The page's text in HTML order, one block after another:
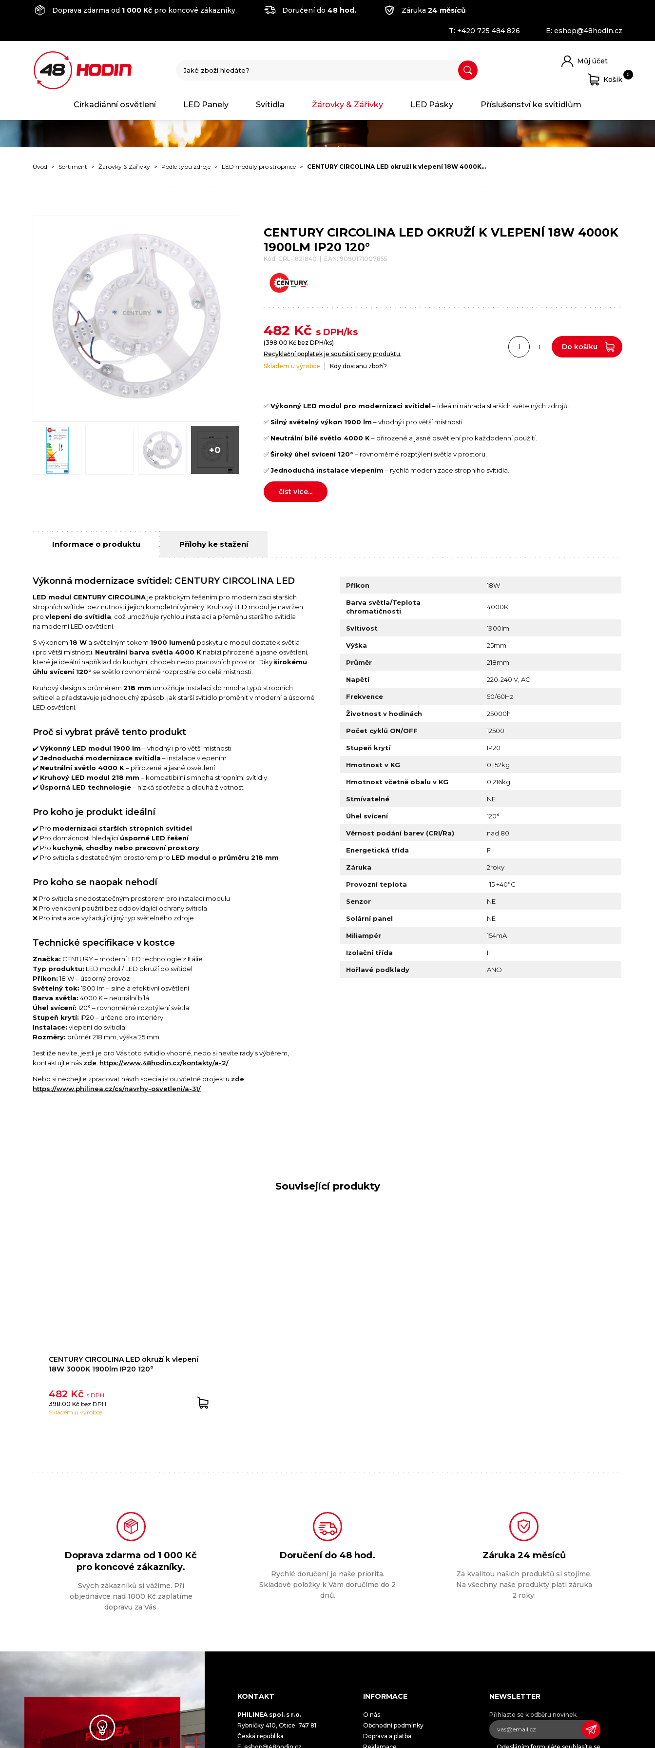
Doprava zdarma od 1 000 Kč pro koncové zákazníky. Doručení do48 hod. Záruka24 měsíců
T: +420 725 484 826 E: eshop@48hodin.cz
Můj účet
0
Košík
Cirkadiánní osvětlení LED Panely Svítidla Žárovky & Zářivky LED Pásky Příslušenství ke svítidlům
Úvod Sortiment Žárovky & Zářivky Podle typu zdroje LED moduly pro stropnice CENTURY CIRCOLINA LED okruží k vlepení 18W 4000K…
+0
CENTURY CIRCOLINA LED OKRUŽÍ K VLEPENÍ 18W 4000K
1900LM IP20 120°
Kód: CRL-1821840 | EAN: 9090171007855
482 Kč s DPH/ks
(398.00 Kč bez DPH/ks)
Recyklační poplatek je součástí ceny produktu.
Skladem u výrobce
Kdy dostanu zboží?
Do košíku
✅Výkonný LED modul pro modernizaci svítidel – ideální náhrada starších světelných zdrojů.
✅ Silný světelný výkon 1900 lm – vhodný i pro větší místnosti.
✅ Neutrální bílé světlo 4000 K – přirozené a jasné osvětlení pro každodenní použití.
✅Široký úhel svícení 120° – rovnoměrné rozptýlení světla v prostoru.
✅Jednoduchá instalace vlepením – rychlá modernizace stropního svítidla.
číst více...
Informace o produktu Přílohy ke stažení
Výkonná modernizace svítidel: CENTURY CIRCOLINA LED
LED modul CENTURY CIRCOLINA je praktickým řešením pro modernizaci starších
stropních svítidel bez nutnosti jejich kompletní výměny. Kruhový LED modul je navržen
provlepení do svítidla , což umožňuje rychlou instalaci a přeměnu staršího svítidla
na moderní LED osvětlení.
S výkonem 18 W a světelným tokem 1900 lumenů poskytuje modul dostatek světla
i pro větší místnosti. Neutrální barva světla 4000 K nabízí přirozené a jasné osvětlení,
které je ideální například do kuchyní, chodeb nebo pracovních prostor. Díkyširokému
úhlu svícení 120° se světlo rovnoměrně rozprostře po celé místnosti.
Kruhový design s průměrem218 mm umožňuje instalaci do mnoha typů stropních
svítidel a představuje jednoduchý způsob, jak starší svítidlo proměnit v moderní a úsporné
LED osvětlení.
Proč si vybrat právě tento produkt
✔️Výkonný LED modul 1900 lm – vhodný i pro větší místnosti
✔️Jednoduchá modernizace svítidla – instalace vlepením
✔️ Neutrální světlo 4000 K – přirozené a jasné osvětlení
✔️ Kruhový LED modul 218 mm – kompatibilní s mnoha stropními svítidly
✔️ Úsporná LED technologie– nízká spotřeba a dlouhá životnost
Pro koho je produkt ideální
✔️ Pro modernizaci starších stropních svítidel
✔️ Pro domácnosti hledajícíúsporné LED řešení
✔️ Pro kuchyně, chodby nebo pracovní prostory
✔️ Pro svítidla s dostatečným prostorem pro LED modul o průměru 218 mm
Pro koho se naopak nehodí
❌ Pro svítidla s nedostatečným prostorem pro instalaci modulu
❌ Pro venkovní použití bez odpovídající ochrany svítidla
❌ Pro instalace vyžadující jiný typ světelného zdroje
Technické specifikace v kostce
Značka: CENTURY – moderní LED technologie z Itálie
Typ produktu: LED modul / LED okruží do svítidel
Příkon:18 W – úsporný provoz
Světelný tok:1900 lm – silné a efektivní osvětlení
Barva světla: 4000 K – neutrální bílá
Úhel svícení:120° – rovnoměrné rozptýlení světla
Stupeň krytí: IP20 – určeno pro interiéry
Instalace: vlepení do svítidla
Rozměry: průměr 218 mm, výška 25 mm
Jestliže nevíte, jestli je pro Vás toto svítidlo vhodné, nebo si nevíte rady s výběrem,
kontaktujte nás zde: https://www.48hodin.cz/kontakty/a-2/
Nebo si nechejte zpracovat návrh specialistou včetně projektu zde:
https://www.philinea.cz/cs/navrhy-osvetleni/a-31/
Příkon 18W
Barva světla/Teplota
chromatičnosti
4000K
Svítivost 1900lm
Výška 25mm
Průměr 218mm
Napětí 220-240 V, AC
Frekvence 50/60Hz
Životnost v hodinách 25000h
Počet cyklů ON/OFF 12500
Stupeň krytí IP20
Hmotnost v KG 0,152kg
Hmotnost včetně obalu v KG 0,216kg
Stmívatelné NE
Úhel svícení 120°
Věrnost podání barev (CRI/Ra) nad 80
Energetická třída F
Záruka 2roky
Provozní teplota -15 +40°C
Senzor NE
Solární panel NE
Miliampér 154mA
Izolační třída II
Hořlavé podklady ANO
Související produkty
CENTURY CIRCOLINA LED okruží k vlepení
18W 3000K 1900lm IP20 120°
482 Kčs DPH
398.00 Kč bez DPH
Skladem u výrobce
Doprava zdarma od1 000 Kč
pro koncové zákazníky.
Svých zákazníků si vážíme. Při
objednávce nad 1000 Kč zaplatíme
dopravu za Vás.
Doručení do 48 hod.
Rychlé doručení je naše priorita.
Skladové položky k Vám doručíme do 2
dnů.
Záruka 24 měsíců
Za kvalitou našich produktů si stojíme.
Na všechny naše produkty platí záruka
2 roky.
KONTAKT
PHILINEA spol. s r.o.
Rybníčky 410, Otice 747 81
Česká republika
INFORMACE
O nás
Obchodní podmínky
Doprava a platba
NEWSLETTER
Přihlaste se k odběru novinek